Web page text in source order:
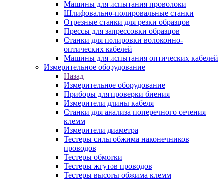
Машины для испытания проволоки
Шлифовально-полировальные станки
Отрезные станки для резки образцов
Прессы для запрессовки образцов
Станки для полировки волоконно-
оптических кабелей
Машины для испытания оптических кабелей
Измерительное оборудование
Назад
Измерительное оборудование
Приборы для проверки биения
Измерители длины кабеля
Станки для анализа поперечного сечения
клемм
Измерители диаметра
Тестеры силы обжима наконечников
проводов
Тестеры обмотки
Тестеры жгутов проводов
Тестеры высоты обжима клемм